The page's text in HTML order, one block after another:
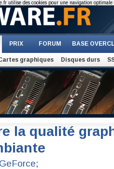
PRIX FORUM BASE
graphiques Disques durs
la qualité
;
utilise des cookies pour une navigation